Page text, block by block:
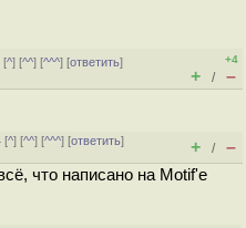
[^] [^^] [^^^] [ответить]
+4
+ / –
[^] [^^] [^^^] [ответить]
+ / –
что написано на Motif'е